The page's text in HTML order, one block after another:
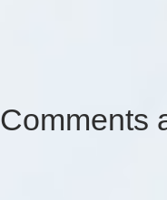
Comments